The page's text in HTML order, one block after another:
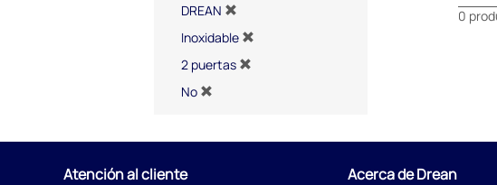
DREAN
Inoxidable
2 puertas
No
0
Atención al cliente Acerca de Drean